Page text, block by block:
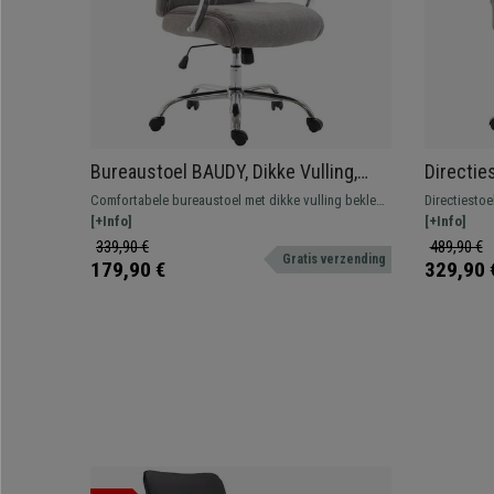
Bureaustoel BAUDY, Dikke Vulling,
Metalen Onderstel, Stoffen
Bekleding, Lichtgrijs
Comfortabele bureaustoel met dikke vulling bekleed
met kwaliteitsstof. Beschikt over een
kantelmechanisme en een metalen onderstel.
[+Info]
339,90 €
179,90 € Gratis verzending
op zoek is
[+Info]
489,90 €
329,90